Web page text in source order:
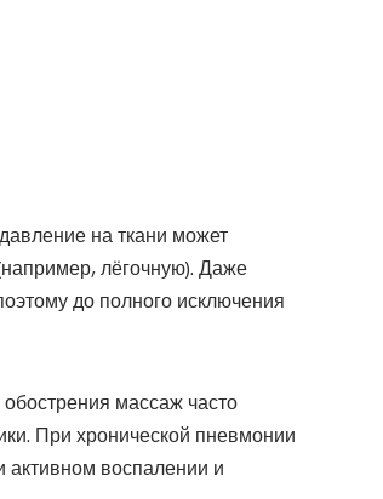
на ткани может
лёгочную). Даже
до полного исключения
массаж часто
При хронической пневмонии
воспалении и